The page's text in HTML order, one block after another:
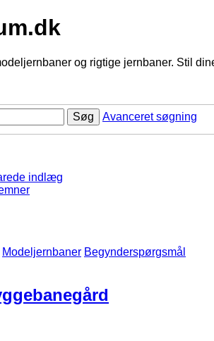
og rigtige jernbaner. Stil
Søg Avanceret søgning
indlæg
Modeljernbaner Begynderspørgsmål